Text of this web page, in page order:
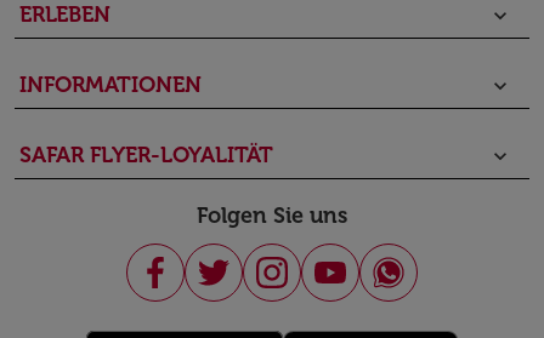
ERLEBEN keyboard_arrow_down
INFORMATIONEN keyboard_arrow_down
SAFAR FLYER-LOYALITÄT keyboard_arrow_down
Folgen Sie uns